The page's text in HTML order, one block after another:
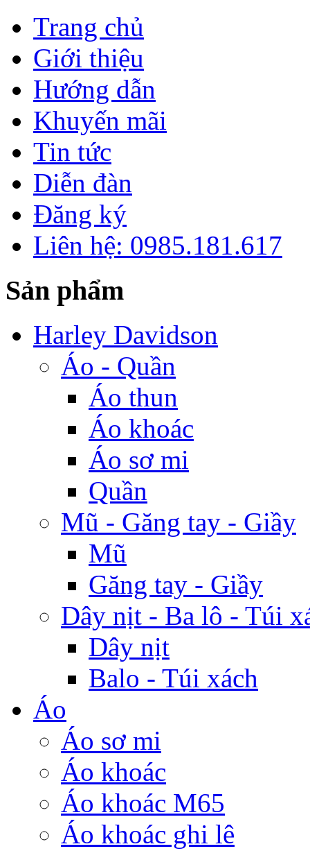
Trang chủ
Giới thiệu
Hướng dẫn
Khuyến mãi
Tin tức
Diễn đàn
Đăng ký
Liên hệ: 0985.181.617
Sản phẩm
Harley Davidson
Áo - Quần
Áo thun
Áo khoác
Áo sơ mi
Quần
Mũ - Găng tay - Giầy
Mũ
Găng tay - Giầy
Dây nịt - Ba lô - Túi
Dây nịt
Balo - Túi xách
Áo
Áo sơ mi
Áo khoác
Áo khoác M65
Áo khoác ghi lê